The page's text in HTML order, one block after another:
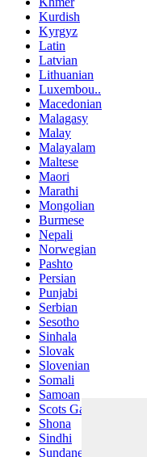
Kurdish
Kyrgyz
Latin
Latvian
Lithuanian
Luxembou..
Macedonian
Malagasy
Malay
Malayalam
Maltese
Maori
Marathi
Mongolian
Burmese
Nepali
Norwegian
Pashto
Persian
Punjabi
Serbian
Sesotho
Sinhala
Slovak
Slovenian
Somali
Samoan
Scots Gaelic
Shona
Sindhi
Sundanese